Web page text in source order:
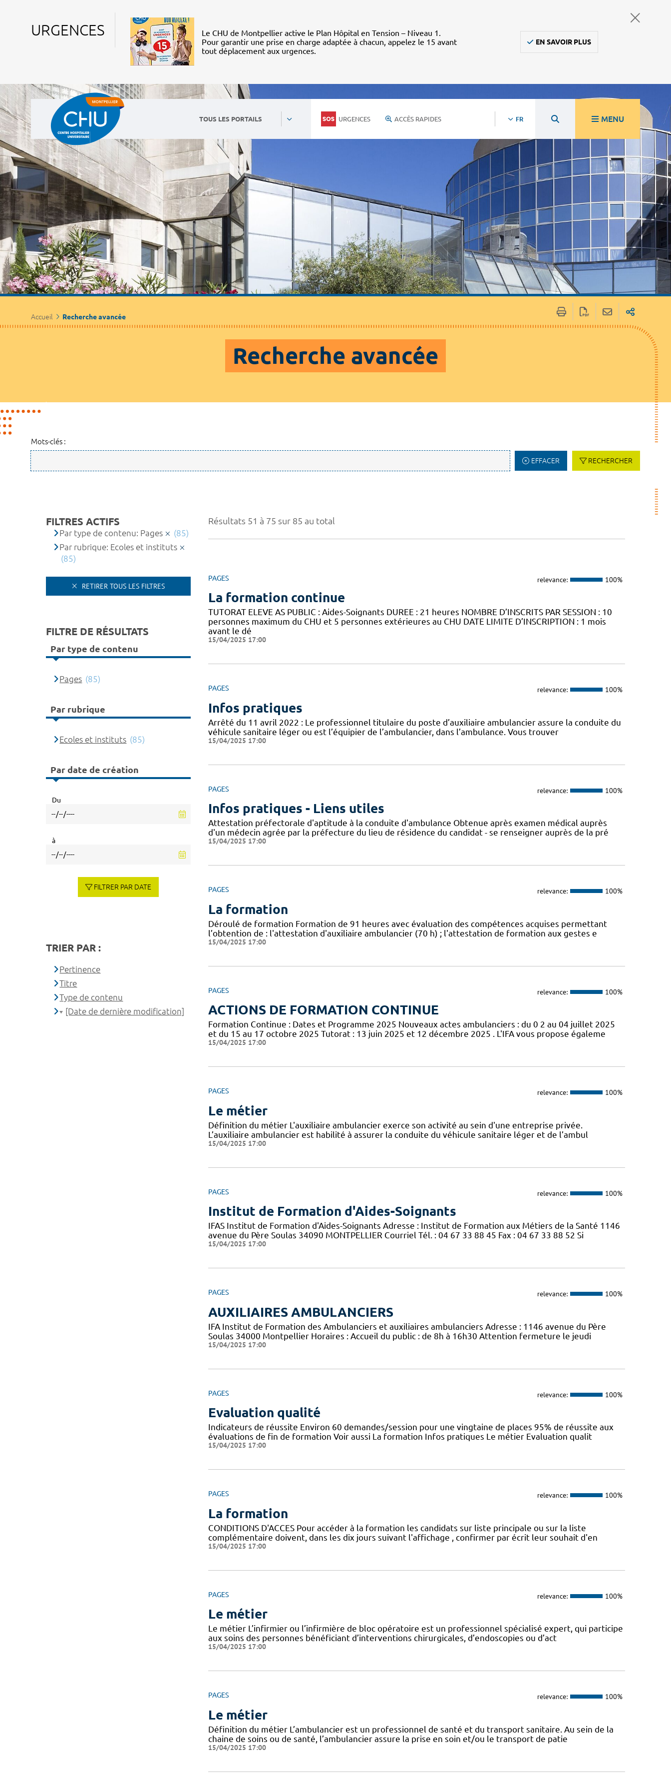
URGENCES
Le CHU de Montpellier active le Plan Hôpital en Tension – Niveau 1.
Pour garantir une prise en charge adaptée à chacun, appelez le 15 avant
tout déplacement aux urgences.
EN SAVOIR PLUS
TOUS LES PORTAILS URGENCES ACCÈS RAPIDES FR MENU
Accueil Recherche avancée
Recherche avancée
Mots-clés :
EFFACER RECHERCHER
Résultats 51 à 75 sur 85 au total
PAGES relevance: 100%
La formation continue
TUTORAT ELEVE AS PUBLIC : Aides-Soignants DUREE : 21 heures NOMBRE D’INSCRITS PAR SESSION : 10
personnes maximum du CHU et 5 personnes extérieures au CHU DATE LIMITE D’INSCRIPTION : 1 mois
avant le dé
15/04/2025 17:00
PAGES relevance: 100%
Infos pratiques
Arrêté du 11 avril 2022 : Le professionnel titulaire du poste d’auxiliaire ambulancier assure la conduite du
véhicule sanitaire léger ou est l’équipier de l’ambulancier, dans l’ambulance. Vous trouver
15/04/2025 17:00
PAGES relevance: 100%
Infos pratiques - Liens utiles
Attestation préfectorale d'aptitude à la conduite d'ambulance Obtenue après examen médical auprès
d'un médecin agrée par la préfecture du lieu de résidence du candidat - se renseigner auprès de la pré
15/04/2025 17:00
PAGES relevance: 100%
La formation
Déroulé de formation Formation de 91 heures avec évaluation des compétences acquises permettant
l’obtention de : l'attestation d'auxiliaire ambulancier (70 h) ; l'attestation de formation aux gestes e
15/04/2025 17:00
PAGES relevance: 100%
ACTIONS DE FORMATION CONTINUE
Formation Continue : Dates et Programme 2025 Nouveaux actes ambulanciers : du 0 2 au 04 juillet 2025
et du 15 au 17 octobre 2025 Tutorat : 13 juin 2025 et 12 décembre 2025 . L'IFA vous propose égaleme
15/04/2025 17:00
PAGES relevance: 100%
Le métier
Définition du métier L'auxiliaire ambulancier exerce son activité au sein d'une entreprise privée.
L’auxiliaire ambulancier est habilité à assurer la conduite du véhicule sanitaire léger et de l’ambul
15/04/2025 17:00
PAGES relevance: 100%
Institut de Formation d'Aides-Soignants
IFAS Institut de Formation d'Aides-Soignants Adresse : Institut de Formation aux Métiers de la Santé 1146
avenue du Père Soulas 34090 MONTPELLIER Courriel Tél. : 04 67 33 88 45 Fax : 04 67 33 88 52 Si
15/04/2025 17:00
PAGES relevance: 100%
AUXILIAIRES AMBULANCIERS
IFA Institut de Formation des Ambulanciers et auxiliaires ambulanciers Adresse : 1146 avenue du Père
Soulas 34000 Montpellier Horaires : Accueil du public : de 8h à 16h30 Attention fermeture le jeudi
15/04/2025 17:00
PAGES relevance: 100%
Evaluation qualité
Indicateurs de réussite Environ 60 demandes/session pour une vingtaine de places 95% de réussite aux
évaluations de fin de formation Voir aussi La formation Infos pratiques Le métier Evaluation qualit
15/04/2025 17:00
PAGES relevance: 100%
La formation
CONDITIONS D'ACCES Pour accéder à la formation les candidats sur liste principale ou sur la liste
complémentaire doivent, dans les dix jours suivant l'affichage , confirmer par écrit leur souhait d'en
15/04/2025 17:00
PAGES relevance: 100%
Le métier
Le métier L’infirmier ou l’infirmière de bloc opératoire est un professionnel spécialisé expert, qui participe
aux soins des personnes bénéficiant d’interventions chirurgicales, d’endoscopies ou d’act
15/04/2025 17:00
PAGES relevance: 100%
Le métier
Définition du métier L’ambulancier est un professionnel de santé et du transport sanitaire. Au sein de la
chaine de soins ou de santé, l’ambulancier assure la prise en soin et/ou le transport de patie
15/04/2025 17:00
FILTRES ACTIFS
Par type de contenu: Pages
(85)
Par rubrique: Ecoles et instituts
(85)
RETIRER TOUS LES FILTRES
FILTRE DE RÉSULTATS
Par type de contenu
Pages (85)
Par rubrique
Ecoles et instituts (85)
Par date de création
Du
à
FILTRER PAR DATE
TRIER PAR :
Pertinence
Titre
Type de contenu
[Date de dernière modification]